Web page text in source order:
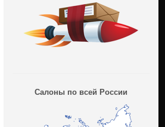
Салоны по всей России